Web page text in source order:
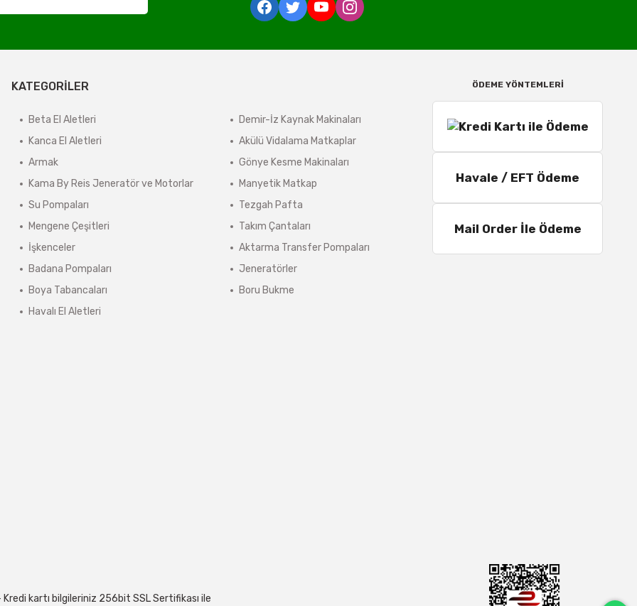
tabidir.
kargo ücreti karşı ödemeli olarak yansıtılabilir.
sistem tarafından otomatik olarak hesaplanmaktadır.
KATEGORİLER
Beta El Aletleri
Kanca El Aletleri
Armak
Kama By Reis Jeneratör ve Motorlar
Su Pompaları
Mengene Çeşitleri
İşkenceler
Badana Pompaları
Boya Tabancaları
Havalı El Aletleri
Demir-İz Kaynak Makinaları
Akülü Vidalama Matkaplar
Gönye Kesme Makinaları
Manyetik Matkap
Tezgah Pafta
Takım Çantaları
Aktarma Transfer Pompaları
Jeneratörler
Boru Bukme
ÖDEME YÖNTEMLERİ
Havale / EFT Ödeme
Mail Order İle Ödeme
kartı bilgileriniz 256bit SSL Sertifikası ile